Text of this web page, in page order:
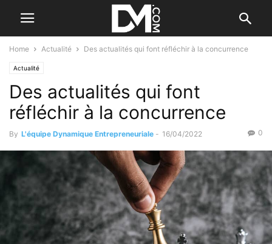
Home Actualité Des actualités qui font réfléchir à la concurrence
Actualité
Des actualités qui font
réfléchir à la concurrence
By L'équipe Dynamique Entrepreneuriale - 16/04/2022 0